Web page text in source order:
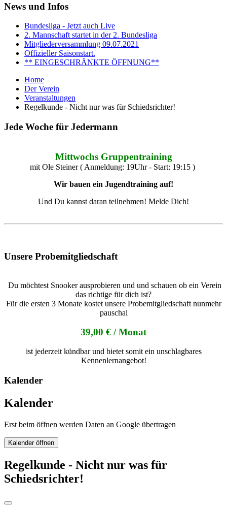
News und Infos
Bundesliga - Jetzt auch Live
2. Mannschaft startet in der 2. Bundesliga
Mitgliederversammlung 09.07.2021
Offizieller Saisonstart.
** EINGESCHRÄNKTE ÖFFNUNG**
Home
Der Verein
Veranstaltungen
Regelkunde - Nicht nur was für Schiedsrichter!
Jede Woche für Jedermann
Mittwochs Gruppentraining
mit Ole Steiner ( Anmeldung: 19Uhr - Start: 19:15 )
Wir bauen ein Jugendtraining auf!
Und Du kannst daran teilnehmen! Melde Dich!
Unsere Probemitgliedschaft
Du möchtest Snooker ausprobieren und und schauen ob ein Verein
das richtige für dich ist?
Für die ersten 3 Monate kostet unsere Probemitgliedschaft nunmehr
pauschal
39,00 € / Monat
ist jederzeit kündbar und bietet somit ein unschlagbares
Kennenlernangebot!
Kalender
Kalender
Erst beim öffnen werden Daten an Google übertragen
Kalender öffnen
Regelkunde - Nicht nur was für
Schiedsrichter!